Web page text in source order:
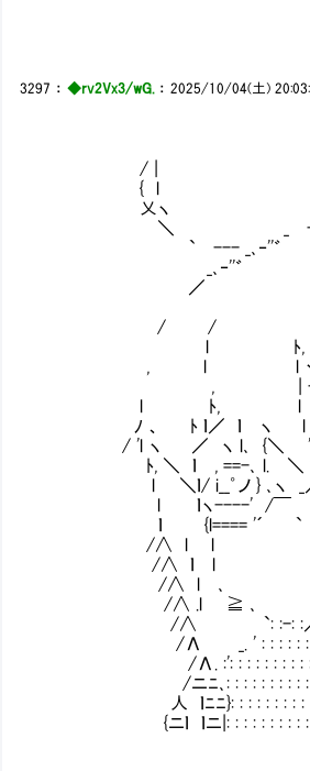
3297 ：◆rv2Vx3/wG. ：2025/10/04(土)
/ |
{ l
乂ヽ
＼ _ - ――
` --- _､‐''゛ `
_､‐''゛ ` ､ `
／ ` 、
`, ､
/ / , i `､
l ﾄ, |､ | ､
, l l ヽl ＼'､ ＼ ∨ l ヽ i
, | -――――､ヽ
l ﾄ, l ー- ＿＿ ヽ{ l} l }
ﾉ 、 ﾄ ｌ／ ｌ ヽ l ､-
/ 'l ヽ ／ ヽ l､ {＼ ', ＼` --
ﾄ, ＼ ｌ , ==-､ l. ＼ '､
l ＼ｌ/ i__゜ノ } ､ヽ _
l ｌヽ----' /￣ /
ｌ {l==== '´ ` /
/∧ l l / / /_ ノ:
/∧ ｌ l | ＼ / / /: :
/∧ l ､ ￣ ,..../ /ニ
/∧ .l ≧ ､ . : : : : : {
/∧ `: :-: :／: : : : : : :l/
/Λ _. ' : : : : : : : : : : : : : :
/Λ. :': : : : : : : : : : : : : : : : :
/ニﾆ､: : : : : : : : : : : : : : : : :
人 ｌﾆﾆ}: : : : : : : : : : : : : : : :
{ニｌ ｌニ|: : : : : : : : : : : : : : :